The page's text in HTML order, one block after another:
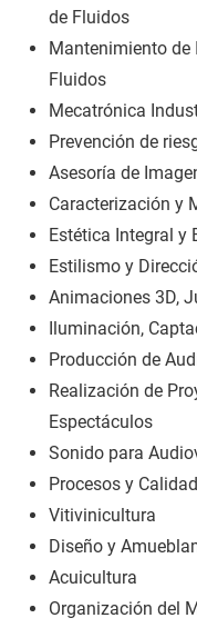
de Fluidos
Mantenimiento de
Fluidos
Mecatrónica
Prevención de
Asesoría de
Caracterización y
Estética Integral y
Estilismo y
Animaciones 3D,
Iluminación,
Producción de
Realización de
Espectáculos
Sonido para
Procesos y
Vitivinicultura
Diseño y
Acuicultura
Organización del